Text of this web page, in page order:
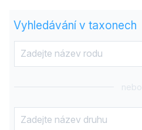
Vyhledávání v taxonech
nebo